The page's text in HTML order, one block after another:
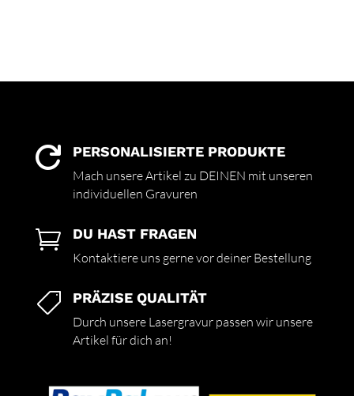
 PERSONALISIERTE PRODUKTE
Mach unsere Artikel zu DEINEN mit unseren
individuellen Gravuren
 DU HAST FRAGEN
Kontaktiere uns gerne vor deiner Bestellung
 PRÄZISE QUALITÄT
Durch unsere Lasergravur passen wir unsere
Artikel für dich an!